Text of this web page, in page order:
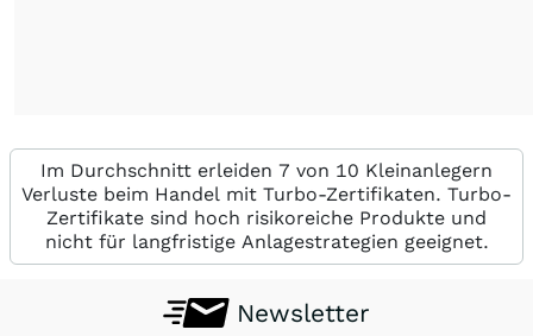
Im Durchschnitt erleiden 7 von 10 Kleinanlegern
Verluste beim Handel mit Turbo-Zertifikaten. Turbo-
Zertifikate sind hoch risikoreiche Produkte und
nicht für langfristige Anlagestrategien geeignet.
Newsletter